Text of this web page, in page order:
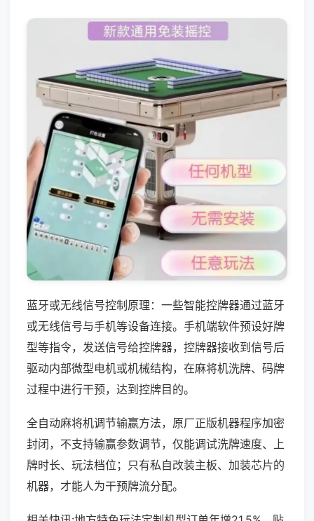
蓝牙或无线信号控制原理：一些智能控牌器通过蓝牙
或无线信号与手机等设备连接。手机端软件预设好牌
型等指令，发送信号给控牌器，控牌器接收到信号后
驱动内部微型电机或机械结构，在麻将机洗牌、码牌
过程中进行干预，达到控牌目的。
全自动麻将机调节输赢方法，原厂正版机器程序加密
封闭，不支持输赢参数调节，仅能调试洗牌速度、上
牌时长、玩法档位；只有私自改装主板、加装芯片的
机器，才能人为干预牌流分配。